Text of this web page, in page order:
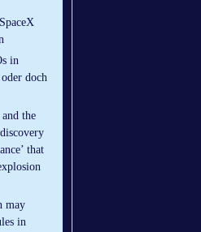
in
doch
the
that
may
in